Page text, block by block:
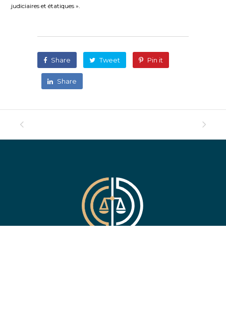
judiciaires et étatiques ».
Share Tweet Pin it
Share